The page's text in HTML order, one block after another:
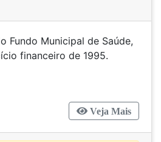
Fundo Municipal de Saúde,
financeiro de 1995.
Veja Mais